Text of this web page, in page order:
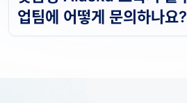
업팀에 어떻게 문의하나요?